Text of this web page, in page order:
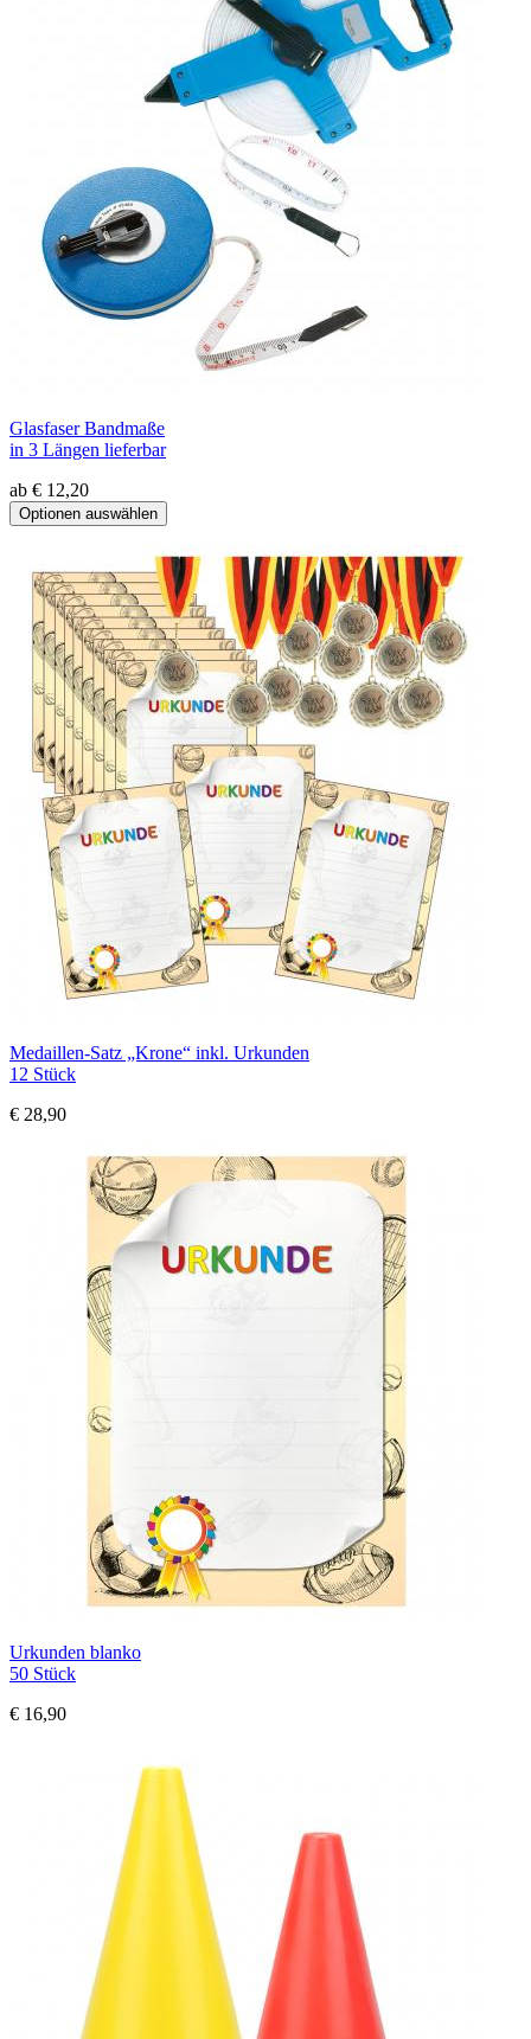
Glasfaser Bandmaße
in 3 Längen lieferbar
ab € 12,20
Medaillen-Satz „Krone“ inkl. Urkunden
12 Stück
€ 28,90
Urkunden blanko
50 Stück
€ 16,90